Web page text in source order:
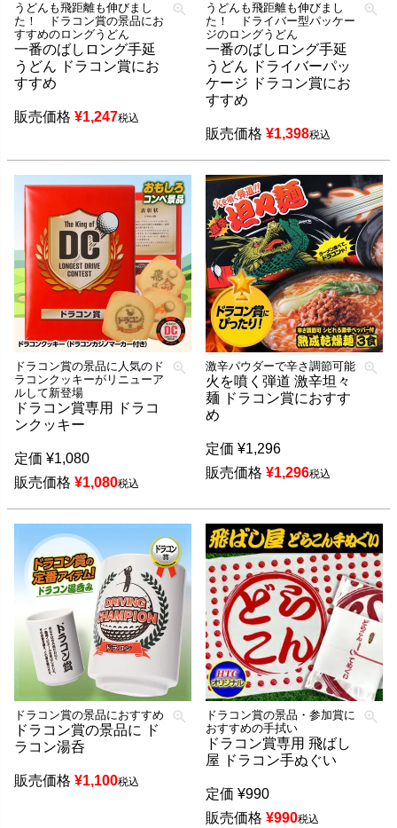
うどんも飛距離も伸びまし
た！ ドラコン賞の景品にお
すすめのロングうどん
一番のばしロング手延
うどん ドラコン賞にお
すすめ
販売価格 ¥1,247税込
うどんも飛距離も伸びまし
た！ ドライバー型パッケー
ジのロングうどん
一番のばしロング手延
うどん ドライバーパッ
ケージ ドラコン賞にお
すすめ
販売価格 ¥1,398税込
ドラコン賞の景品に人気のド
ラコンクッキーがリニューア
ルして新登場
ドラコン賞専用 ドラコ
ンクッキー
定価 ¥1,080
販売価格 ¥1,080税込
激辛パウダーで辛さ調節可能
火を噴く弾道 激辛坦々
麺 ドラコン賞におすす
め
定価 ¥1,296
販売価格 ¥1,296税込
ドラコン賞の景品におすすめ
ドラコン賞の景品に ド
ラコン湯呑
販売価格 ¥1,100税込
ドラコン賞の景品・参加賞に
おすすめの手拭い
ドラコン賞専用 飛ばし
屋 ドラコン手ぬぐい
定価 ¥990
販売価格 ¥990税込